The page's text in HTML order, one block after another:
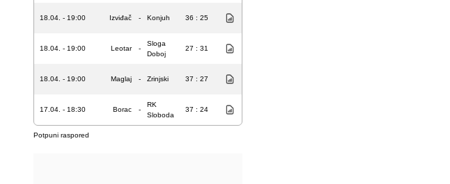
18.04. - 19:00 Izviđač - Konjuh 36 : 25
18.04. - 19:00 Leotar -
Sloga
Doboj
27 : 31
18.04. - 19:00 Maglaj - Zrinjski 37 : 27
17.04. - 18:30 Borac -
RK
Sloboda
37 : 24
Potpuni raspored